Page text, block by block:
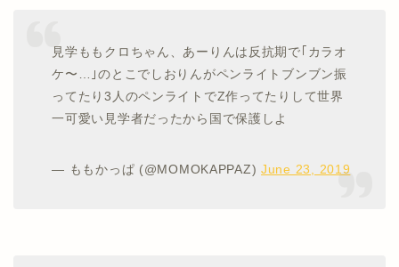
見学ももクロちゃん、あーりんは反抗期で｢カラオ
ケ〜…｣のとこでしおりんがペンライトブンブン振
ってたり3人のペンライトでZ作ってたりして世界
一可愛い見学者だったから国で保護しよ
— ももかっぱ (@MOMOKAPPAZ)June 23, 2019